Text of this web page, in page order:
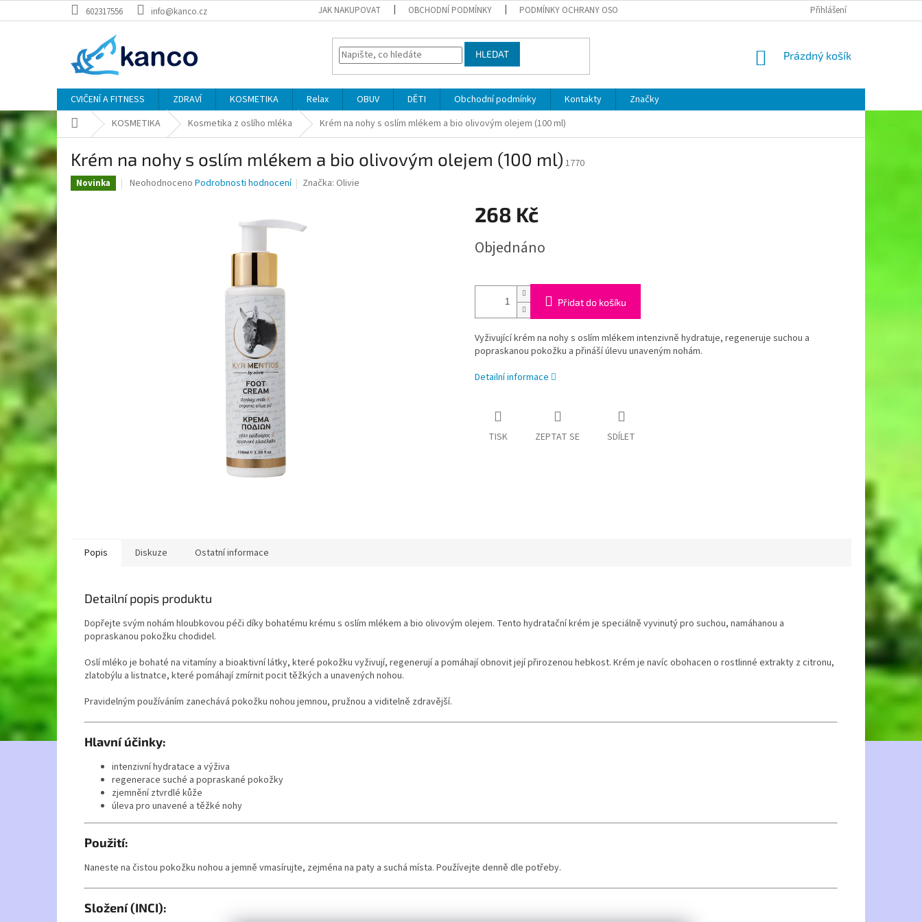
na
602317556 info@kanco.cz JAK NAKUPOVAT OBCHODNÍ PODMÍNKY PODMÍNKY OCHRANY OSOBNÍCH ÚDAJŮ Přihlášení
HLEDAT
NÁKUPNÍ
Prázdný košík
CVIČENÍ A FITNESS ZDRAVÍ KOSMETIKA Relax OBUV DĚTI Obchodní podmínky Kontakty
Značky
Domů KOSMETIKA Kosmetika z oslího mléka Krém na nohy s oslím mlékem a bio olivovým olejem (100 ml)
Krém na nohy s oslím mlékem a bio olivovým olejem (100 ml) 1770
Novinka
Průměrné
Neohodnoceno Podrobnosti hodnocení Značka: Olivie
268 Kč
cena:
Objednáno
Přidat do košíku
Vyživující krém na nohy s oslím mlékem intenzivně hydratuje, regeneruje suchou a
popraskanou pokožku a přináší úlevu unaveným nohám.
Detailní informace
TISK ZEPTAT SE SDÍLET
Popis Diskuze Ostatní informace
Detailní popis produktu
Dopřejte svým nohám hloubkovou péči díky bohatému krému s oslím mlékem a bio olivovým olejem. Tento hydratační krém je speciálně vyvinutý pro suchou, namáhanou a
popraskanou pokožku chodidel.
Oslí mléko je bohaté na vitamíny a bioaktivní látky, které pokožku vyživují, regenerují a pomáhají obnovit její přirozenou hebkost. Krém je navíc obohacen o rostlinné extrakty z citronu,
zlatobýlu a listnatce, které pomáhají zmírnit pocit těžkých a unavených nohou.
Pravidelným používáním zanechává pokožku nohou jemnou, pružnou a viditelně zdravější.
Hlavní účinky:
intenzivní hydratace a výživa
regenerace suché a popraskané pokožky
zjemnění ztvrdlé kůže
úleva pro unavené a těžké nohy
Použití:
Naneste na čistou pokožku nohou a jemně vmasírujte, zejména na paty a suchá místa. Používejte denně dle potřeby.
Složení (INCI):